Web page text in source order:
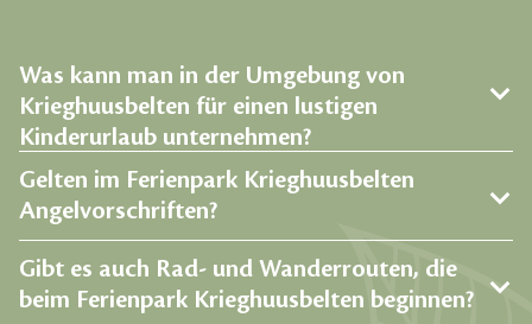
Was kann man in der Umgebung von
Krieghuusbelten für einen lustigen
Kinderurlaub unternehmen?
Gelten im Ferienpark Krieghuusbelten
Angelvorschriften?
Gibt es auch Rad- und Wanderrouten, die
beim Ferienpark Krieghuusbelten beginnen?